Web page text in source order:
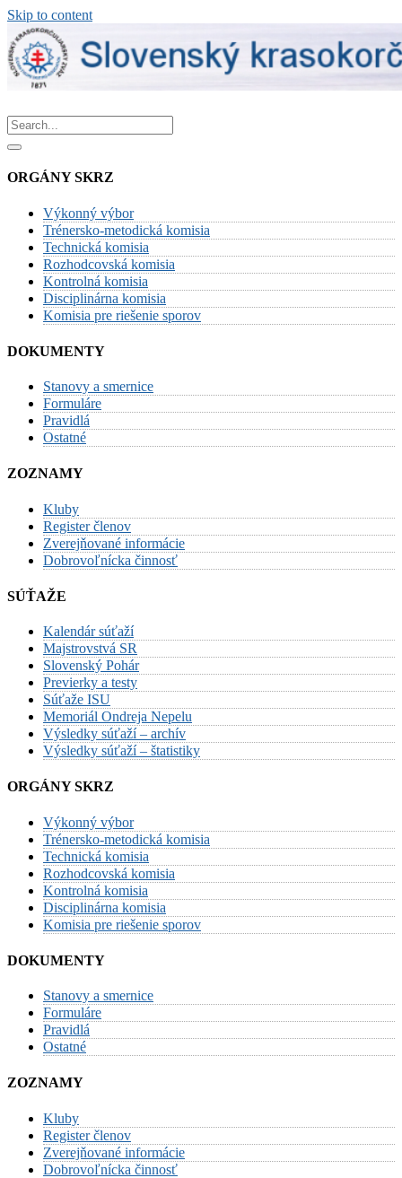
Skip to content
ORGÁNY SKRZ
Výkonný výbor
Trénersko-metodická komisia
Technická komisia
Rozhodcovská komisia
Kontrolná komisia
Disciplinárna komisia
Komisia pre riešenie sporov
DOKUMENTY
Stanovy a smernice
Formuláre
Pravidlá
Ostatné
ZOZNAMY
Kluby
Register členov
Zverejňované informácie
Dobrovoľnícka činnosť
SÚŤAŽE
Kalendár súťaží
Majstrovstvá SR
Slovenský Pohár
Previerky a testy
Súťaže ISU
Memoriál Ondreja Nepelu
Výsledky súťaží – archív
Výsledky súťaží – štatistiky
ORGÁNY SKRZ
Výkonný výbor
Trénersko-metodická komisia
Technická komisia
Rozhodcovská komisia
Kontrolná komisia
Disciplinárna komisia
Komisia pre riešenie sporov
DOKUMENTY
Stanovy a smernice
Formuláre
Pravidlá
Ostatné
ZOZNAMY
Kluby
Register členov
Zverejňované informácie
Dobrovoľnícka činnosť